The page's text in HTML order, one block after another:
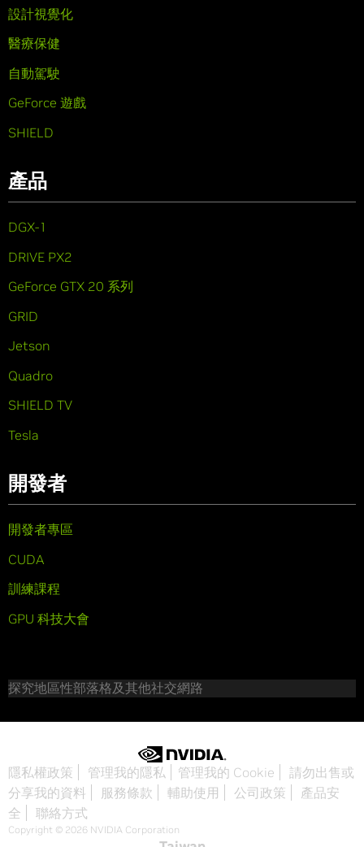
設計視覺化
醫療保健
自動駕駛
GeForce 遊戲
SHIELD
產品
DGX-1
DRIVE PX2
GeForce GTX 20 系列
GRID
Jetson
Quadro
SHIELD TV
Tesla
開發者
開發者專區
CUDA
訓練課程
GPU 科技大會
探究地區性部落格及其他社交網路
隱私權政策 管理我的隱私 管理我的 Cookie
請勿出售或
分享我的資料
服務條款 輔助使用 公司政策
產品安
全
聯絡方式
Copyright © 2026 NVIDIA Corporation